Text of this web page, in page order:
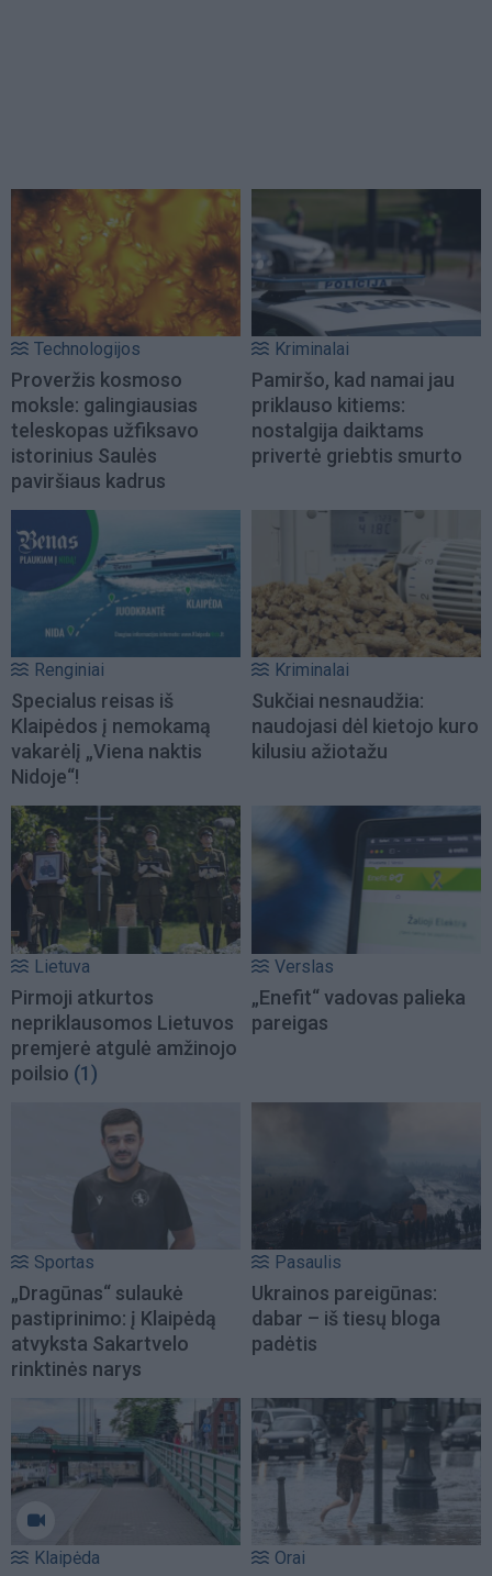
Technologijos
Proveržis kosmoso
moksle: galingiausias
teleskopas užfiksavo
istorinius Saulės
paviršiaus kadrus
Kriminalai
Pamiršo, kad namai jau
priklauso kitiems:
nostalgija daiktams
privertė griebtis smurto
Renginiai
Specialus reisas iš
Klaipėdos į nemokamą
vakarėlį „Viena naktis
Nidoje“!
Kriminalai
Sukčiai nesnaudžia:
naudojasi dėl kietojo kuro
kilusiu ažiotažu
Lietuva
Pirmoji atkurtos
nepriklausomos Lietuvos
premjerė atgulė amžinojo
poilsio (1)
Verslas
„Enefit“ vadovas palieka
pareigas
Sportas
„Dragūnas“ sulaukė
pastiprinimo: į Klaipėdą
atvyksta Sakartvelo
rinktinės narys
Pasaulis
Ukrainos pareigūnas:
dabar – iš tiesų bloga
padėtis
Klaipėda Orai